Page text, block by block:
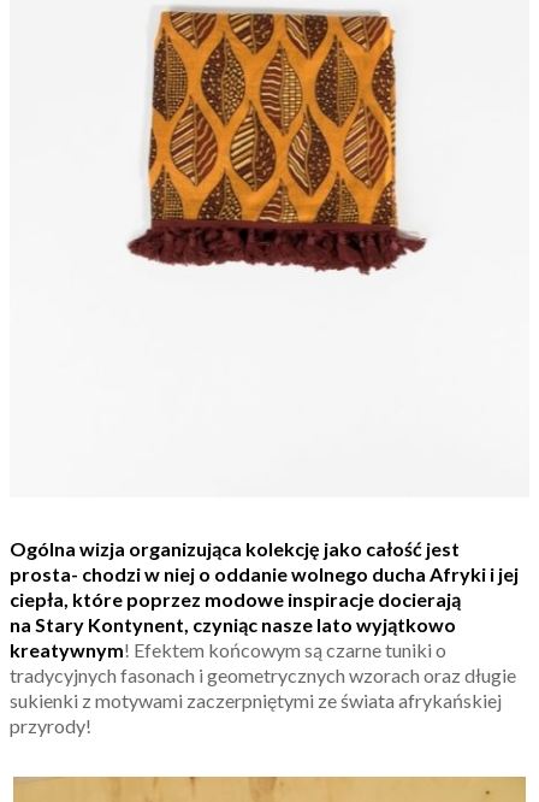
Ogólna wizja organizująca kolekcję jako całość jest
prosta- chodzi w niej o oddanie wolnego ducha Afryki i jej
ciepła, które poprzez modowe inspiracje docierają
na Stary Kontynent, czyniąc nasze lato wyjątkowo
kreatywnym! Efektem końcowym są czarne tuniki o
tradycyjnych fasonach i geometrycznych wzorach oraz długie
sukienki z motywami zaczerpniętymi ze świata afrykańskiej
przyrody!